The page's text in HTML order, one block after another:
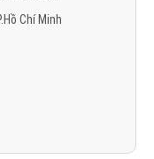
Chí Minh